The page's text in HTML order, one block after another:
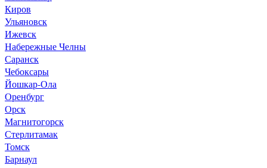
Киров
Ульяновск
Ижевск
Набережные Челны
Саранск
Чебоксары
Йошкар-Ола
Оренбург
Орск
Магнитогорск
Стерлитамак
Томск
Барнаул